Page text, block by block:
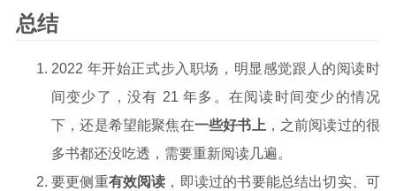
总结
2022 年开始正式步入职场，明显感觉跟人的阅读时
间变少了，没有 21 年多。在阅读时间变少的情况
下，还是希望能聚焦在一些好书上 ，之前阅读过的很
多书都还没吃透，需要重新阅读几遍。
要更侧重有效阅读 ，即读过的书要能总结出切实、可